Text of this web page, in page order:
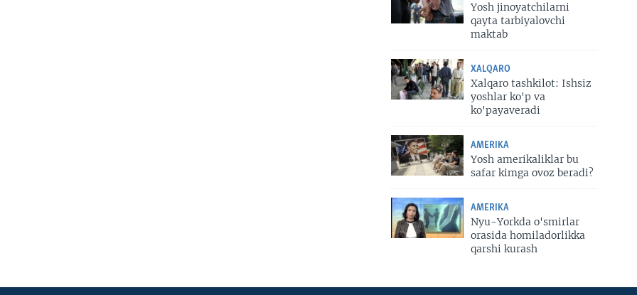
Yosh jinoyatchilarni
qayta tarbiyalovchi
maktab
XALQARO
Xalqaro tashkilot: Ishsiz
yoshlar ko'p va
ko'payaveradi
AMERIKA
Yosh amerikaliklar bu
safar kimga ovoz beradi?
AMERIKA
Nyu-Yorkda o'smirlar
orasida homiladorlikka
qarshi kurash